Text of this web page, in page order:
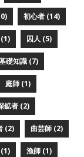
初心者 (14)
囚人 (5)
礎知識 (7)
庭師 (1)
鉱者 (2)
(2) 曲芸師 (2)
漁師 (1)